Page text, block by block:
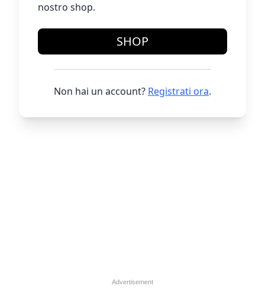
nostro shop.
SHOP
Non hai un account? Registrati ora.